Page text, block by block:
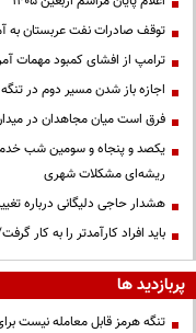
توقف صادرات نفت عربستان به
ترامپ از افشای کمبود مهمات
اجازه باز شدن مسیر دوم در
فرق است میان مجاهدان در
یکصد و پنجاه و سومین شب
ریشه‌ای مشکلات شهری
هشدار حاجی دلیگانی درباره
باید افراد کارآمدتر را به
پربازدید ها
تنگه هرمز قابل معامله نیست